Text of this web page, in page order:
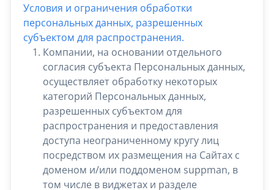
Условия и ограничения обработки
персональных данных, разрешенных
субъектом для распространения.
Компании, на основании отдельного
согласия субъекта Персональных данных,
осуществляет обработку некоторых
категорий Персональных данных,
разрешенных субъектом для
распространения и предоставления
доступа неограниченному кругу лиц
посредством их размещения на Сайтах с
доменом и/или поддоменом suppman, в
том числе в виджетах и разделе